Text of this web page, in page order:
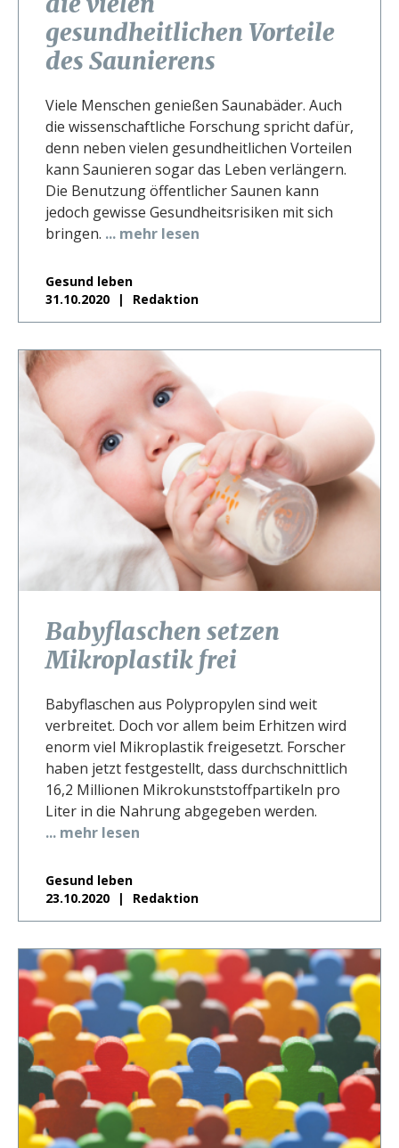
gesundheitlichen Vorteile
des Saunierens
Viele Menschen genießen Saunabäder. Auch
die wissenschaftliche Forschung spricht dafür,
denn neben vielen gesundheitlichen Vorteilen
kann Saunieren sogar das Leben verlängern.
Die Benutzung öffentlicher Saunen kann
jedoch gewisse Gesundheitsrisiken mit sich
bringen. ... mehr lesen
Gesund leben
31.10.2020
Redaktion
Babyflaschen setzen
Mikroplastik frei
Babyflaschen aus Polypropylen sind weit
verbreitet. Doch vor allem beim Erhitzen wird
enorm viel Mikroplastik freigesetzt. Forscher
haben jetzt festgestellt, dass durchschnittlich
16,2 Millionen Mikrokunststoffpartikeln pro
Liter in die Nahrung abgegeben werden.
... mehr lesen
Gesund leben
23.10.2020
Redaktion